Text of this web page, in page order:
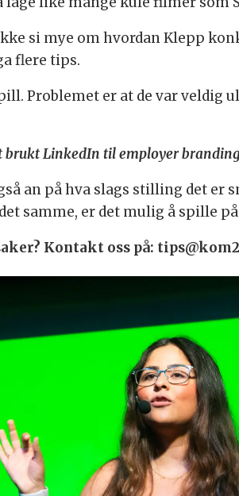
si mye om hvordan Klepp
flere tips.
Problemet er at de var veldig
LinkedIn til employer
an på hva slags stilling det
samme, er det mulig å spille
Kontakt oss på: